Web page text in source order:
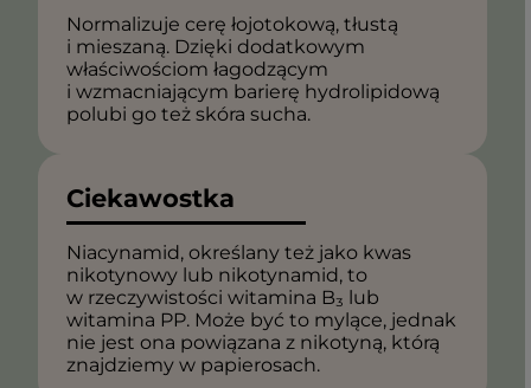
Normalizuje cerę łojotokową, tłustą
i mieszaną. Dzięki dodatkowym
właściwościom łagodzącym
i wzmacniającym barierę hydrolipidową
polubi go też skóra sucha.
Ciekawostka
Niacynamid, określany też jako kwas
nikotynowy lub nikotynamid, to
w rzeczywistości witamina B₃ lub
witamina PP. Może być to mylące, jednak
nie jest ona powiązana z nikotyną, którą
znajdziemy w papierosach.